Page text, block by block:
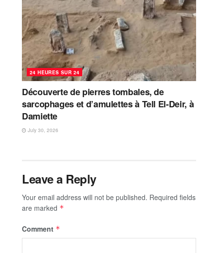
24 HEURES SUR 24
Découverte de pierres tombales, de
sarcophages et d’amulettes à Tell El-Deir, à
Damiette
July 30, 2026
Leave a Reply
Your email address will not be published. Required fields
are marked *
Comment *